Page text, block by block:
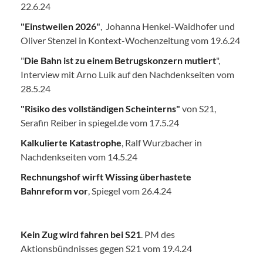
22.6.24
"Einstweilen 2026", Johanna Henkel-Waidhofer und
Oliver Stenzel in Kontext-Wochenzeitung vom 19.6.24
"Die Bahn ist zu einem Betrugskonzern mutiert",
Interview mit Arno Luik auf den Nachdenkseiten vom
28.5.24
"Risiko des vollständigen Scheinterns" von S21,
Serafin Reiber in spiegel.de vom 17.5.24
Kalkulierte Katastrophe, Ralf Wurzbacher in
Nachdenkseiten vom 14.5.24
Rechnungshof wirft Wissing überhastete
Bahnreform vor, Spiegel vom 26.4.24
Kein Zug wird fahren bei S21. PM des
Aktionsbündnisses gegen S21 vom 19.4.24